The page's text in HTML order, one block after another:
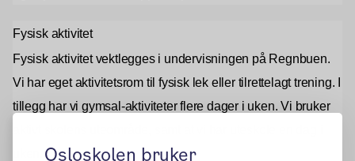
Osloskolen bruker
Fysisk aktivitet
Fysisk aktivitet vektlegges i undervisningen på Regnbuen.
Vi har eget aktivitetsrom til fysisk lek eller tilrettelagt trening. I
tillegg har vi gymsal-aktiviteter flere dager i uken. Vi bruker